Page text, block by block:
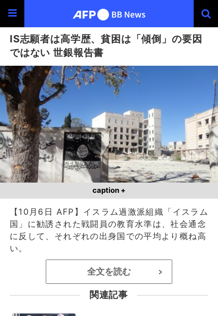
IS志願者は高学歴、貧困は「傾倒」の要因
ではない 世銀報告書
caption +
【10月6日 AFP】イスラム過激派組織「イスラム
国」に勧誘された戦闘員の教育水準は、社会通念
に反して、それぞれの出身国での平均より概ね高
い。
全文を読む >
関連記事